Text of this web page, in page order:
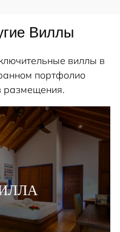
Виллы
виллы в
портфолио
размещения.